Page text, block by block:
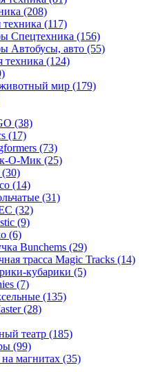
(208)
(117)
Спецтехника (156)
Автобусы, авто (55)
техника (124)
мир (179)
(38)
(17)
(73)
О-Мик (25)
(30)
(14)
(31)
(32)
(9)
(6)
Bunchems (29)
трасса Magic Tracks (14)
кубарики (5)
(7)
(135)
(28)
театр (185)
(99)
магнитах (35)